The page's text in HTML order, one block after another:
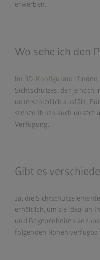
erwerben.
Wo sehe ich den
Im 3D-Konfigurator finden
Sichtschutzes, der je nach
unterschiedlich ausfällt.
stehen Ihnen auch unsere
Verfügung.
Gibt es
Ja, die
erhältlich, um sie ideal an
und Gegebenheiten
folgenden Höhen